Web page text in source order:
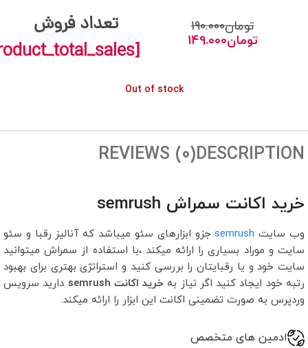
تومان190.000
تومان149.000
تعداد فروش
[wcj_product_total_sales]
Out of stock
DESCRIPTION
REVIEWS (0)
خرید اکانت سمراش semrush
وب سایت semrushجزو ابزارهای سئو میباشد که آنالیز رقبا و سئو
سایت و موراد بسیاری را ارائه میکند ،با استفاده از سمراش میتوانید
سایت خود و یا رقبایتان را بررسی کنید و استراتژی بهتری برای بهبود
رتبه خود ایجاد کنید اگر نیاز به خرید اکانت semrush
دارید سرویس
وردپرس به صورت تضمینی اکانت این ابزار را ارائه میکند.
ادمین های متخصص